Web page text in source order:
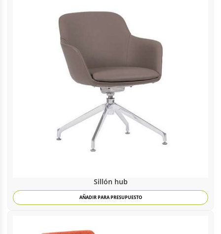
Sillón hub
AÑADIR PARA PRESUPUESTO